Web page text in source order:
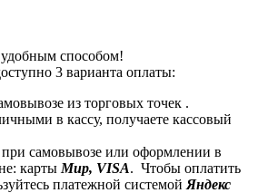
способом!
3 варианта оплаты:
из торговых точек .
в кассу, получаете кассовый
при самовывозе или оформлении в
карты Mир, VISA. Чтобы оплатить
платежной системой Яндекс